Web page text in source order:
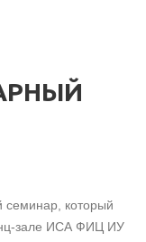
который
зале ИСА ФИЦ ИУ